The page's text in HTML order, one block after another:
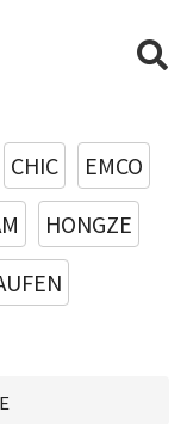
CHIC
EMCO
HONGZE